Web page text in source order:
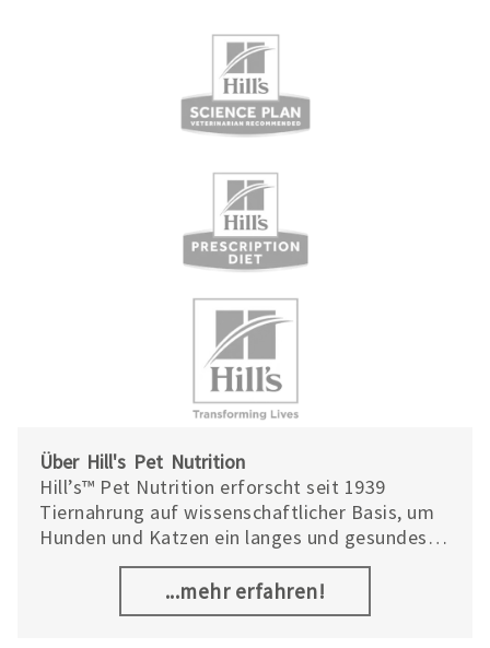
Über Hill's Pet Nutrition
Hill’s™ Pet Nutrition erforscht seit 1939
Tiernahrung auf wissenschaftlicher Basis, um
Hunden und Katzen ein langes und gesundes
Leben zu ermöglichen. Das umfangreiche
Sortiment des globalen Marktführers im
Bereich Tierernährung umfasst drei
...mehr erfahren!